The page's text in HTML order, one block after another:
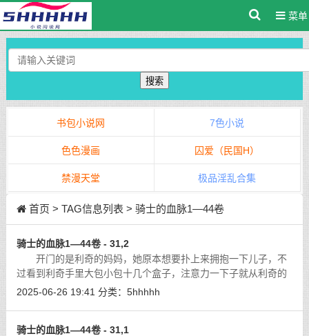
菜单
搜索
书包小说网 7色小说
色色漫画 囚爱（民国H）
禁漫天堂 极品淫乱合集
首页 > TAG信息列表 > 骑士的血脉1—44卷
骑士的血脉1—44卷 - 31,2
开门的是利奇的妈妈，她原本想要扑上来拥抱一下儿子，不
过看到利奇手里大包小包十几个盒子，注意力一下子就从利奇的
身上转到了这些盒子上面。[详细]
2025-06-26 19:41 分类： 5hhhhh
骑士的血脉1—44卷 - 31,1